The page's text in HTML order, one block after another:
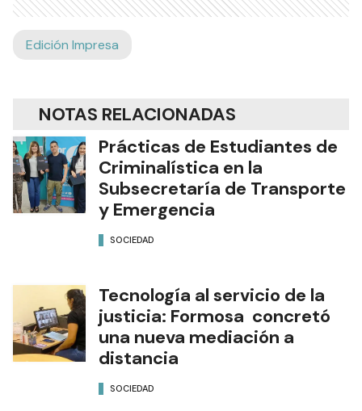
Edición Impresa
NOTAS RELACIONADAS
Prácticas de Estudiantes de
Criminalística en la
Subsecretaría de Transporte
y Emergencia
SOCIEDAD
Tecnología al servicio de la
justicia: Formosa concretó
una nueva mediación a
distancia
SOCIEDAD